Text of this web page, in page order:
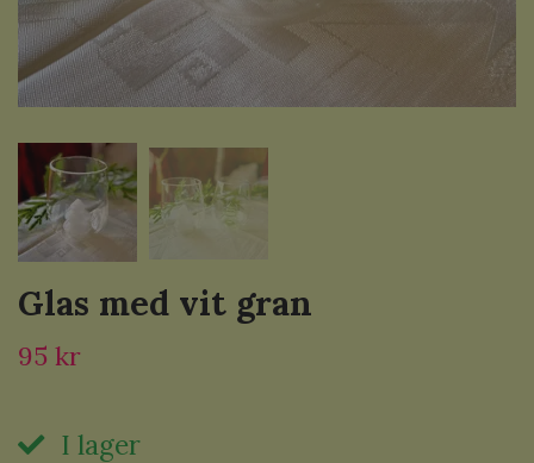
Glas med vit gran
95 kr
I lager